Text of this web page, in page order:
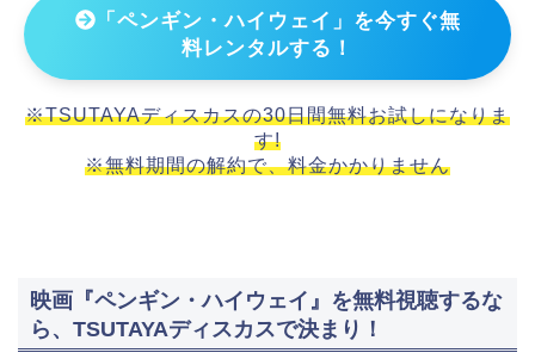
「ペンギン・ハイウェイ」を今すぐ無
料レンタルする！
※TSUTAYAディスカスの30日間無料お試しになりま
す!
※無料期間の解約で、料金かかりません
映画『ペンギン・ハイウェイ』を無料視聴するな
ら、TSUTAYAディスカスで決まり！